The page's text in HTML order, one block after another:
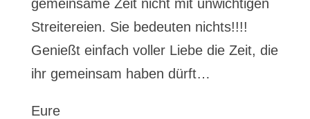
gemeinsame Zeit nicht mit unwichtigen
Streitereien. Sie bedeuten nichts!!!!
Genießt einfach voller Liebe die Zeit, die
ihr gemeinsam haben dürft…
Eure